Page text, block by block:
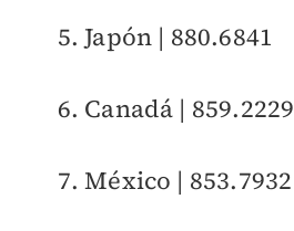
5. Japón | 880.6841
6. Canadá | 859.2229
7. México | 853.7932